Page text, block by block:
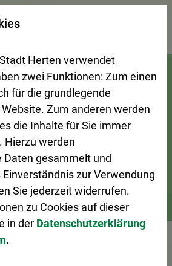
0)
(Schnelltaste A)
(Schnelltaste M)
8)
I)
(Schnelltaste Z)
A–Z
Suchseite mit Schnellsuche
Herten verwendet
zwei Funktionen: Zum einen
für die grundlegende
Zum anderen werden
die Inhalte für Sie immer
Hierzu werden
gesammelt und
zur Verwendung
Sie jederzeit widerrufen.
zu Cookies auf dieser
in der Datenschutzerklärung
.